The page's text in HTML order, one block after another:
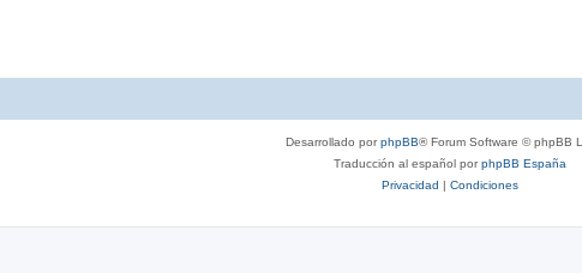
Desarrollado porphpBB® Forum Software © phpBB
Traducción al español porphpBB España
Privacidad | Condiciones